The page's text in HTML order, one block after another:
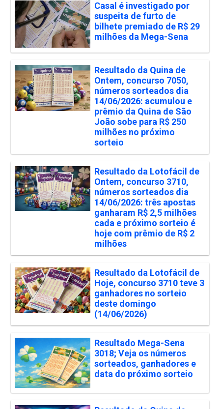
Casal é investigado por
suspeita de furto de
bilhete premiado de R$ 29
milhões da Mega-Sena
Resultado da Quina de
Ontem, concurso 7050,
números sorteados dia
14/06/2026: acumulou e
prêmio da Quina de São
João sobe para R$ 250
milhões no próximo
sorteio
Resultado da Lotofácil de
Ontem, concurso 3710,
números sorteados dia
14/06/2026: três apostas
ganharam R$ 2,5 milhões
cada e próximo sorteio é
hoje com prêmio de R$ 2
milhões
Resultado da Lotofácil de
Hoje, concurso 3710 teve 3
ganhadores no sorteio
deste domingo
(14/06/2026)
Resultado Mega-Sena
3018; Veja os números
sorteados, ganhadores e
data do próximo sorteio